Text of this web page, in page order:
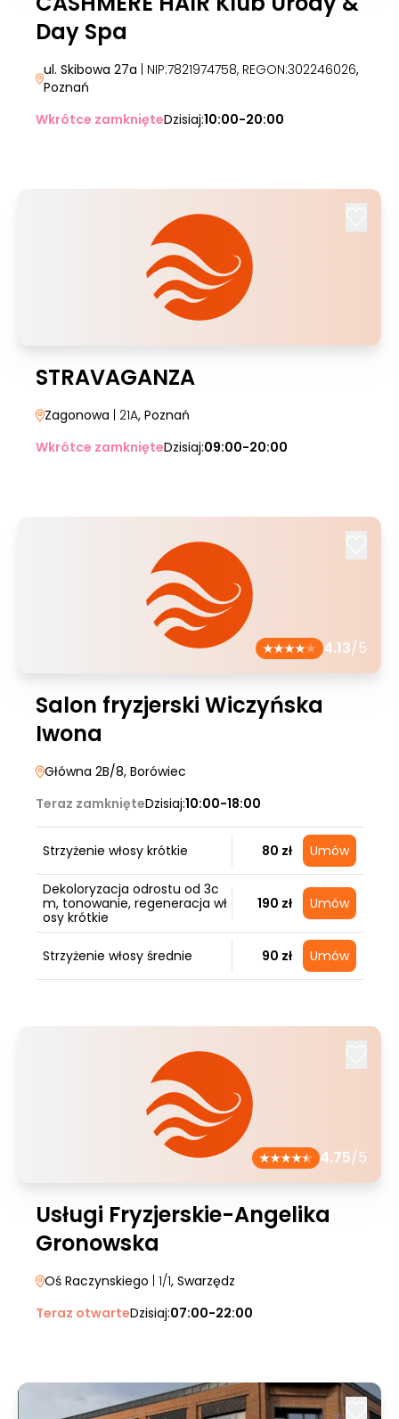
Day Spa
ul. Skibowa 27a | NIP:7821974758, REGON:302246026,
Poznań
Wkrótce zamknięteDzisiaj:10:00-20:00
STRAVAGANZA
Zagonowa | 21A, Poznań
Wkrótce zamknięteDzisiaj:09:00-20:00
4.13/5
Salon fryzjerski Wiczyńska
Iwona
Główna 2B/8, Borówiec
Teraz zamknięteDzisiaj:10:00-18:00
Strzyżenie włosy krótkie 80 zł Umów
Dekoloryzacja odrostu od 3c
m, tonowanie, regeneracja wł
osy krótkie
190 zł Umów
Strzyżenie włosy średnie 90 zł Umów
4.75/5
Usługi Fryzjerskie-Angelika
Gronowska
Oś Raczynskiego | 1/1, Swarzędz
Teraz otwarteDzisiaj:07:00-22:00